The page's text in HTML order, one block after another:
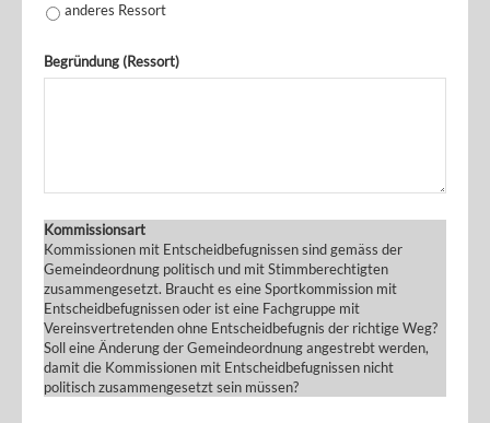
anderes Ressort
Begründung (Ressort)
Kommissionsart
Kommissionen mit Entscheidbefugnissen sind gemäss der
Gemeindeordnung politisch und mit Stimmberechtigten
zusammengesetzt. Braucht es eine Sportkommission mit
Entscheidbefugnissen oder ist eine Fachgruppe mit
Vereinsvertretenden ohne Entscheidbefugnis der richtige Weg?
Soll eine Änderung der Gemeindeordnung angestrebt werden,
damit die Kommissionen mit Entscheidbefugnissen nicht
politisch zusammengesetzt sein müssen?